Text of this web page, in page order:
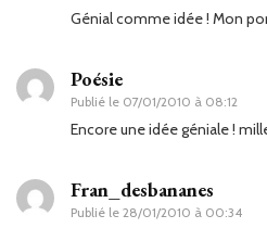
Génial comme idée ! Mon
Poésie
Publié le 07/01/2010 à 08:12
Encore une idée géniale !
Fran_desbananes
Publié le 28/01/2010 à 00:34